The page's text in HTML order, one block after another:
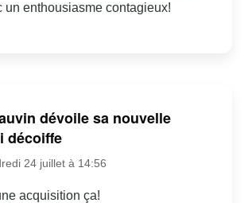
un enthousiasme contagieux!
dévoile sa nouvelle
décoiffe
24 juillet à 14:56
acquisition ça!